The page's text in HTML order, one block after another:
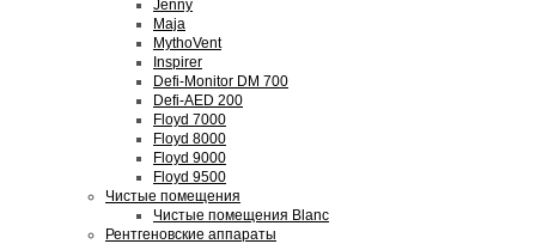
Jenny
Maja
MythoVent
Inspirer
Defi-Monitor DM 700
Defi-AED 200
Floyd 7000
Floyd 8000
Floyd 9000
Floyd 9500
Чистые помещения
Чистые помещения Blanc
Рентгеновские аппараты